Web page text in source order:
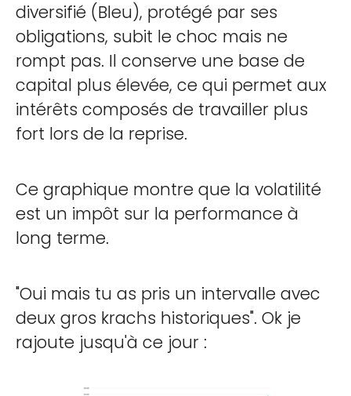
diversifié (Bleu), protégé par ses
obligations, subit le choc mais ne
rompt pas. Il conserve une base de
capital plus élevée, ce qui permet aux
intérêts composés de travailler plus
fort lors de la reprise.
Ce graphique montre que la volatilité
est un impôt sur la performance à
long terme.
"Oui mais tu as pris un intervalle avec
deux gros krachs historiques". Ok je
rajoute jusqu'à ce jour :